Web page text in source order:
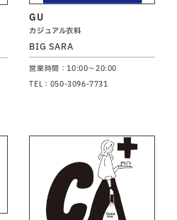
GU
カジュアル衣料
BIG SARA
営業時間：10:00～20:00
TEL：050-3096-7731